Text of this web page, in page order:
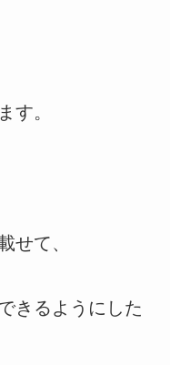
す。
せて、
きるようにした